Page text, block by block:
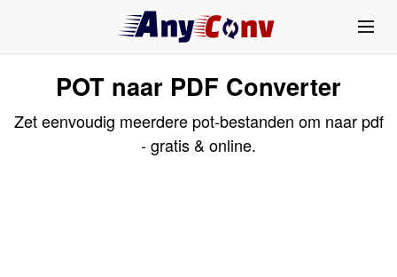
POT naar PDF Converter
Zet eenvoudig meerdere pot-bestanden om naar pdf
- gratis & online.